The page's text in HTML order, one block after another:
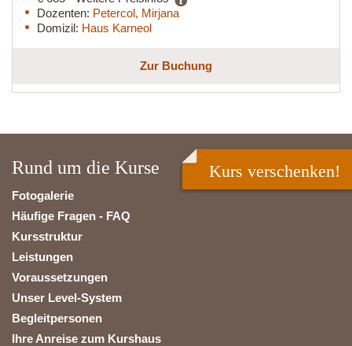
Dozenten: Petercol, Mirjana
Domizil: Haus Karneol
Zur Buchung
Rund um die Kurse
Fotogalerie
Häufige Fragen - FAQ
Kursstruktur
Leistungen
Voraussetzungen
Unser Level-System
Begleitpersonen
Ihre Anreise zum Kurshaus
Kurs verschenken!